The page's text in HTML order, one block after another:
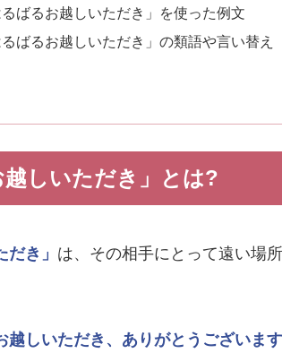
るばるお越しいただき」を使った例文
るばるお越しいただき」の類語や言い替え
越しいただき」とは?
き」 は、その相手にとって遠い場
越しいただき、ありがとうございます